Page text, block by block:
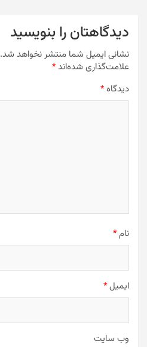
دیدگاهتان را بنویسید
نشانی ایمیل شما منتشر نخواهد شد.
علامت‌گذاری شده‌اند*
دیدگاه*
نام*
ایمیل*
وب‌ سایت